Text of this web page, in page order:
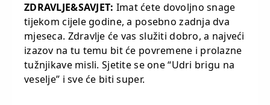
ZDRAVLJE&SAVJET: Imat ćete dovoljno snage
tijekom cijele godine, a posebno zadnja dva
mjeseca. Zdravlje će vas služiti dobro, a najveći
izazov na tu temu bit će povremene i prolazne
tužnjikave misli. Sjetite se one “Udri brigu na
veselje” i sve će biti super.